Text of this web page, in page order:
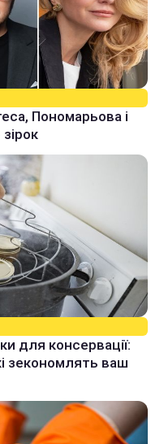
Пономарьова і
для консервації:
зекономлять ваш